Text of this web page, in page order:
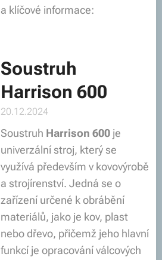
a klíčové informace:
Soustruh
Harrison 600
20.12.2024
Soustruh Harrison 600je
univerzální stroj, který se
využívá především v kovovýrobě
a strojírenství. Jedná se o
zařízení určené k obrábění
materiálů, jako je kov, plast
nebo dřevo, přičemž jeho hlavní
funkcí je opracování válcových